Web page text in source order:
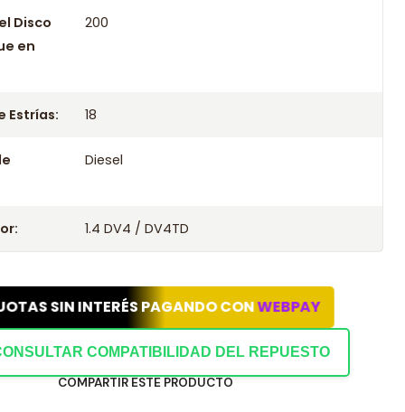
Disco
en
200
Estrías: 18
Diesel
1.4 DV4 / DV4TD
SIN INTERÉS PAGANDO CONWEBPAY
COMPATIBILIDAD DEL REPUESTO
COMPARTIR ESTE PRODUCTO